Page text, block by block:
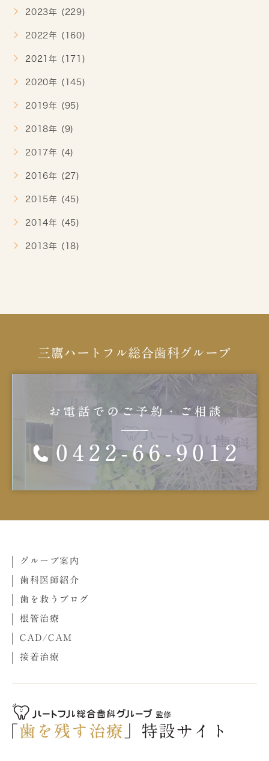
2023年 (229)
2022年 (160)
2021年 (171)
2020年 (145)
2019年 (95)
2018年 (9)
2017年 (4)
2016年 (27)
2015年 (45)
2014年 (45)
2013年 (18)
三鷹ハートフル総合歯科グループ
グループ案内
歯科医師紹介
歯を救うブログ
根管治療
CAD/CAM
接着治療